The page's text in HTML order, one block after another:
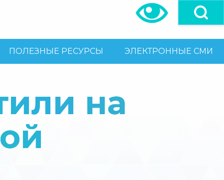
ПОЛЕЗНЫЕ РЕСУРСЫ ЭЛЕКТРОННЫЕ СМИ
на